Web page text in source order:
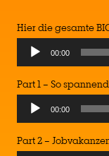
Hier die gesamte
Audio
Player
00:00
Part 1 – So
Audio
Player
00:00
Part 2 –